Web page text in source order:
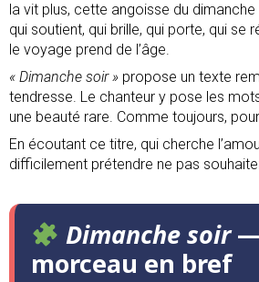
la vit plus, cette angoisse du
qui soutient, qui brille, qui porte, qui se
le voyage prend de l’âge.
« Dimanche soir » propose un texte
tendresse. Le chanteur y pose les
une beauté rare. Comme toujours,
En écoutant ce titre, qui cherche
difficilement prétendre ne pas
Dimanche soir—
morceau en bref